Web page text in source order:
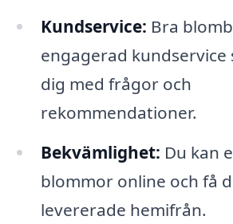
Kundservice: Bra
engagerad kundservice
dig med frågor och
rekommendationer.
Bekvämlighet: Du kan
blommor online och få
levererade hemifrån.